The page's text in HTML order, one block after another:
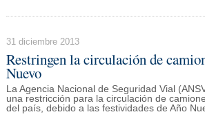
31 diciembre 2013
Restringen la circulación de
Nuevo
La Agencia Nacional de Seguridad Vial
una restricción para la circulación de
del país, debido a las festividades de Año